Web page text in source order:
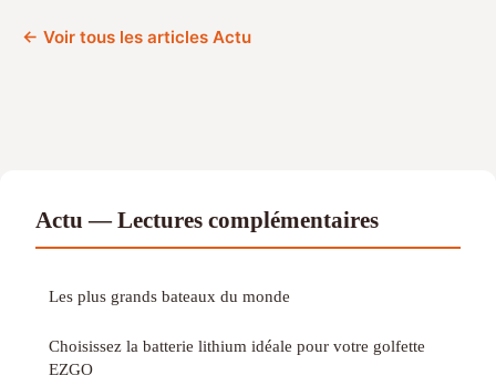
← Voir tous les articles Actu
Actu — Lectures complémentaires
Les plus grands bateaux du monde
Choisissez la batterie lithium idéale pour votre golfette
EZGO